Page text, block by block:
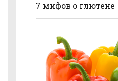
7 мифов о глютене